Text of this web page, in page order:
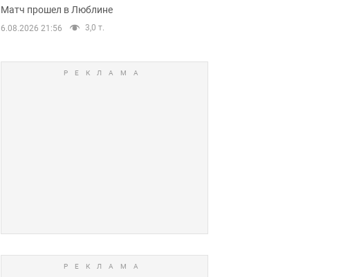
Матч прошел в Люблине
6.08.2026 21:56 3,0 т.